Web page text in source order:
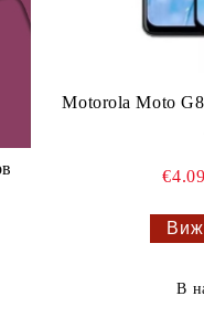
Motorola Moto
€4.09
В